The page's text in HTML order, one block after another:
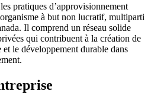
pratiques d’approvisionnement
à but non lucratif, multiparti
Il comprend un réseau solide
qui contribuent à la création de
et le développement durable dans